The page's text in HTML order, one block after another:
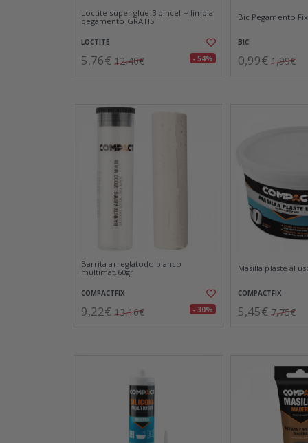
Loctite super glue-3 pincel + limpia
pegamento GRATIS
LOCTITE
5,76€ 12,40€ - 54%
Bic Pegamento
BIC
0,99€ 1,99€
Barrita arreglatodo blanco
multimat.60gr
COMPACTFIX
9,22€ 13,16€ - 30%
Masilla plaste al
COMPACTFIX
5,45€ 7,75€